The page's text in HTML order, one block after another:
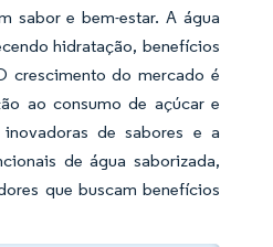
sabor e bem-estar. A água
hidratação, benefícios
crescimento do mercado é
ao consumo de açúcar e
de sabores e a
de água saborizada,
que buscam benefícios